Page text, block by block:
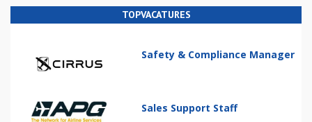
TOPVACATURES
Safety & Compliance Manager
Sales Support Staff